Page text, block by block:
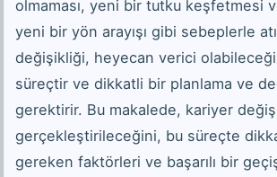
olmaması, yeni bir tutku keşfetmesi
yeni bir yön arayışı gibi sebeplerle
değişikliği, heyecan verici
süreçtir ve dikkatli bir planlama ve
gerektirir. Bu makalede, kariyer
gerçekleştirileceğini, bu süreçte
gereken faktörleri ve başarılı bir